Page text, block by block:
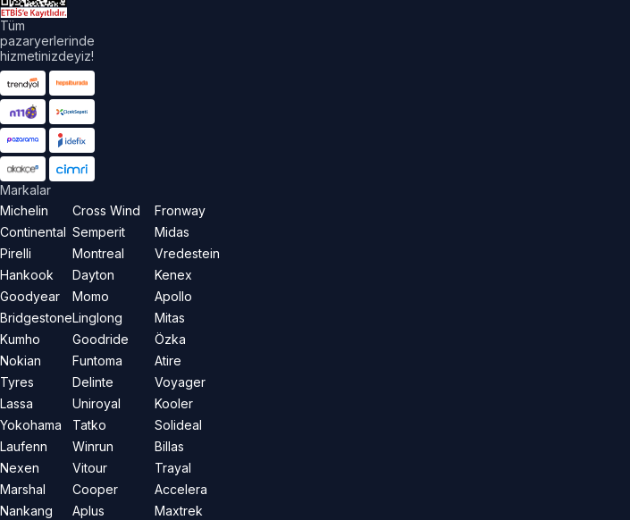
Tüm
pazaryerlerinde
hizmetinizdeyiz!
Markalar
Michelin
Continental
Pirelli
Hankook
Goodyear
Bridgestone
Kumho
Nokian
Tyres
Lassa
Yokohama
Laufenn
Nexen
Marshal
Nankang
Cross Wind
Semperit
Montreal
Dayton
Momo
Linglong
Goodride
Funtoma
Delinte
Uniroyal
Tatko
Winrun
Vitour
Cooper
Aplus
Fronway
Midas
Vredestein
Kenex
Apollo
Mitas
Özka
Atire
Voyager
Kooler
Solideal
Billas
Trayal
Accelera
Maxtrek